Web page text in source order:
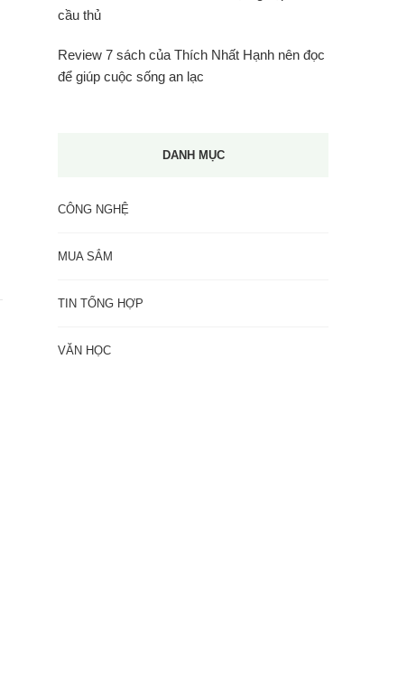
cầu thủ
Review 7 sách của Thích Nhất Hạnh nên đọc
để giúp cuộc sống an lạc
DANH MỤC
CÔNG NGHỆ
MUA SẮM
TIN TỔNG HỢP
VĂN HỌC